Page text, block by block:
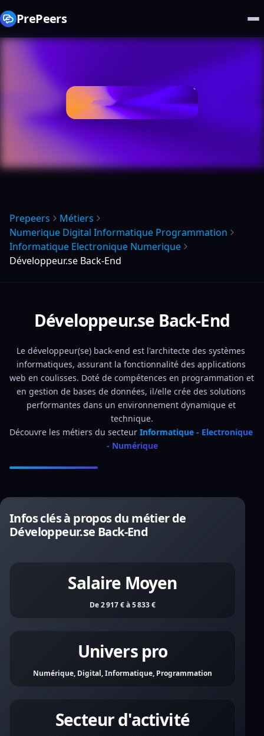
PrePeers
Prepeers
Métiers
Numerique Digital Informatique Programmation
Informatique Electronique Numerique
Développeur.se Back-End
Développeur.se Back-End
Le développeur(se) back-end est l'architecte des systèmes
informatiques, assurant la fonctionnalité des applications
web en coulisses. Doté de compétences en programmation et
en gestion de bases de données, il/elle crée des solutions
performantes dans un environnement dynamique et
technique.
Découvre les métiers du secteur Informatique - Electronique
- Numérique
Infos clés à propos du métier de
Développeur.se Back-End
Salaire Moyen
De 2 917 € à 5 833 €
Univers pro
Numérique, Digital, Informatique, Programmation
Secteur d'activité